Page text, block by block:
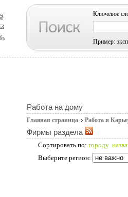
Ключевое
Пример:
Работа на дому
Главная страница Работа и
Фирмы раздела
Сортировать по: городу
Выберите регион: